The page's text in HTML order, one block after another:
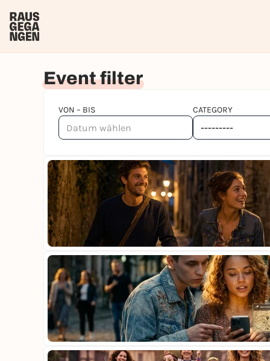
Event filter
VON – BIS CATEGORY